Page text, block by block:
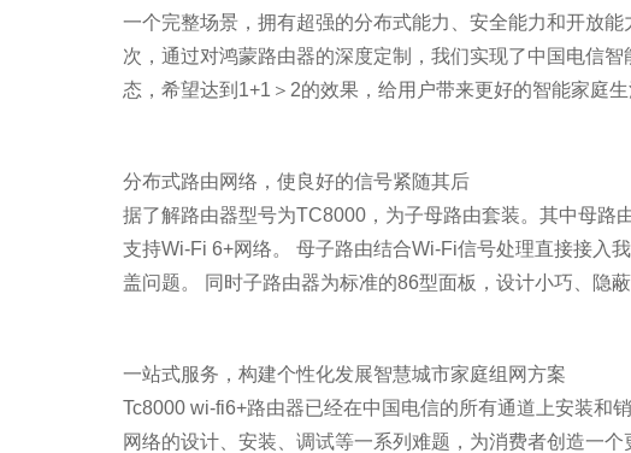
一个完整场景，拥有超强的分布式能力、安全能力和开放
次，通过对鸿蒙路由器的深度定制，我们实现了中国电信
态，希望达到1+1＞2的效果，给用户带来更好的智能家庭生
分布式路由网络，使良好的信号紧随其后
据了解路由器型号为TC8000，为子母路由套装。其中母路
支持Wi-Fi 6+网络。 母子路由结合Wi-Fi信号处理直接接入
盖问题。 同时子路由器为标准的86型面板，设计小巧、隐
一站式服务，构建个性化发展智慧城市家庭组网方案
Tc8000 wi-fi6+路由器已经在中国电信的所有通道上安装和
网络的设计、安装、调试等一系列难题，为消费者创造一